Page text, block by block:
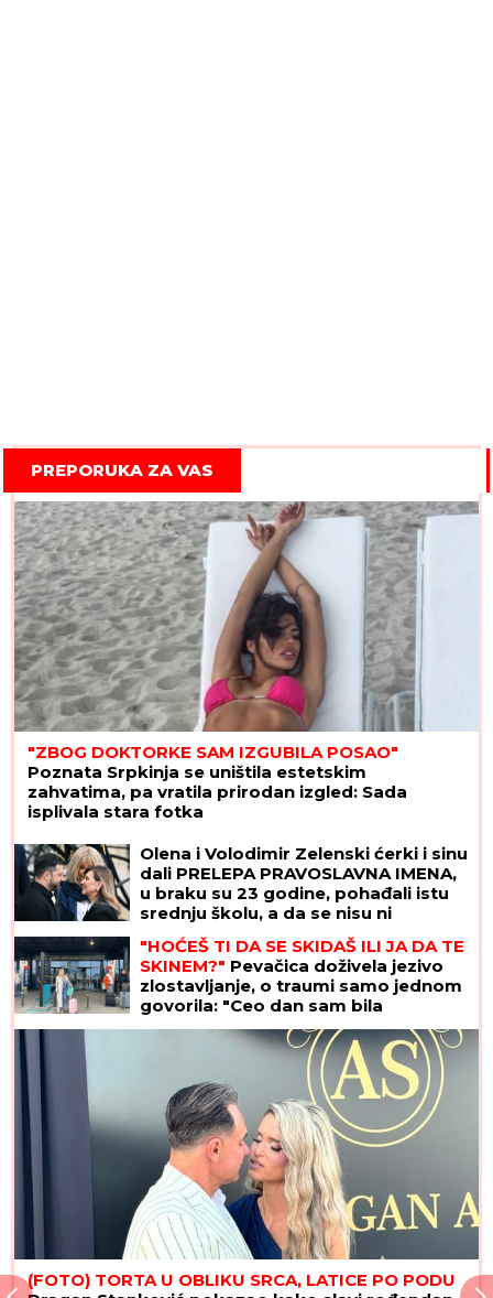
PREPORUKA ZA VAS
"ZBOG DOKTORKE SAM IZGUBILA POSAO"
Poznata Srpkinja se uništila estetskim
zahvatima, pa vratila prirodan izgled: Sada
isplivala stara fotka
Olena i Volodimir Zelenski ćerki i sinu
dali PRELEPA PRAVOSLAVNA IMENA,
u braku su 23 godine, pohađali istu
srednju školu, a da se nisu ni
poznavali, a onda je ovaj susret bio
presudan
"HOĆEŠ TI DA SE SKIDAŠ ILI JA DA TE
SKINEM?" Pevačica doživela jezivo
zlostavljanje, o traumi samo jednom
govorila: "Ceo dan sam bila
zaključana"
(FOTO) TORTA U OBLIKU SRCA, LATICE PO PODU